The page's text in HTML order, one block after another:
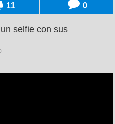
11 0
selfie con sus